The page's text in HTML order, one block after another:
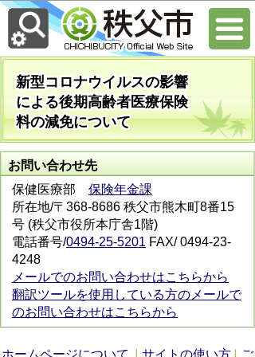
新型コロナウイルスの影響
による後期高齢者医療保険
料の減免について
お問い合わせ先
保健医療部 保険年金課
所在地/〒368-8686 秩父市熊木町8番15
号 (秩父市役所本庁舎1階)
電話番号/0494-25-5201 FAX/ 0494-23-
4248
メールでのお問い合わせはこちらから
翻訳ツールを使用している方のメールで
のお問い合わせはこちらから
ホームページについて サイトの使い方 ご